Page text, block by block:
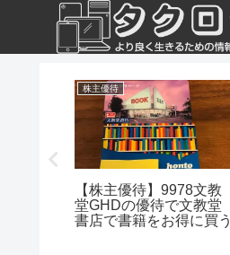
株主優待
【株主優待】9978文教
堂GHDの優待で文教堂
書店で書籍をお得に買う